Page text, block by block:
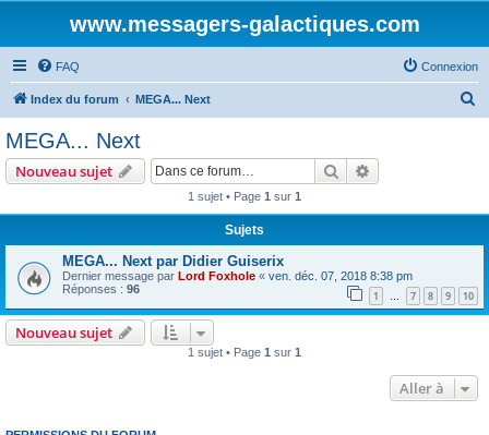
www.messagers-galactiques.com
FAQ Connexion
Index du forum MEGA... Next
e
MEGA... Next
Nouveau sujet Rechercher
1 sujet • Page 1 sur 1
Sujets
MEGA... Next par Didier Guiserix
Dernier message par Lord Foxhole « ven. déc. 07, 2018 8:38 pm
Réponses : 96 1 … 7 8 9 10
Nouveau sujet
1 sujet • Page 1 sur 1
Aller à